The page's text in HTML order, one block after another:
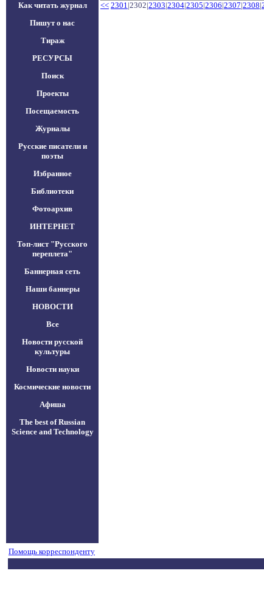
Как читать журнал
Пишут о нас
Тираж
РЕСУРСЫ
Поиск
Проекты
Посещаемость
Журналы
Русские писатели и
поэты
Избранное
Библиотеки
Фотоархив
ИНТЕРНЕТ
Топ-лист "Русского
переплета"
Баннерная сеть
Наши баннеры
НОВОСТИ
Все
Новости русской
культуры
Новости науки
Космические новости
Афиша
The best of Russian
Science and Technology
<< 2301|2302|2303|2304|2305|2306|2307|2308|
Помощь корреспонденту